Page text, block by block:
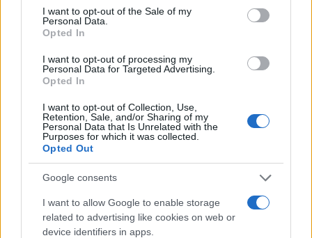
consent section.
I want to opt-out of the Sale of my
Personal Data.
Opted In
I want to opt-out of processing my
Personal Data for Targeted Advertising.
Opted In
I want to opt-out of Collection, Use,
Retention, Sale, and/or Sharing of my
Personal Data that Is Unrelated with the
Purposes for which it was collected.
Opted Out
Google consents
I want to allow Google to enable storage
related to advertising like cookies on web or
device identifiers in apps.